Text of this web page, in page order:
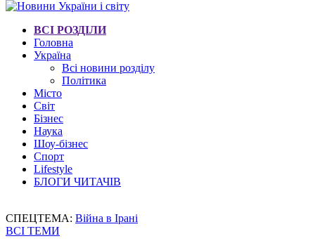
ВСІ РОЗДІЛИ
Головна
Україна
Всі новини розділу
Політика
Місто
Світ
Бізнес
Наука
Шоу-бізнес
Спорт
Lifestyle
БЛОГИ ЧИТАЧІВ
СПЕЦТЕМА: Війна в Ірані
ВСІ ТЕМИ